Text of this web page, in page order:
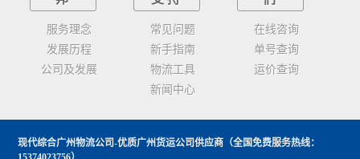
服务理念
发展历程
公司及发展
常见问题
新手指南
物流工具
新闻中心
在线咨询
单号查询
运价查询
现代综合广州物流公司-优质广州货运公司供应商 （全国免费服务热线：